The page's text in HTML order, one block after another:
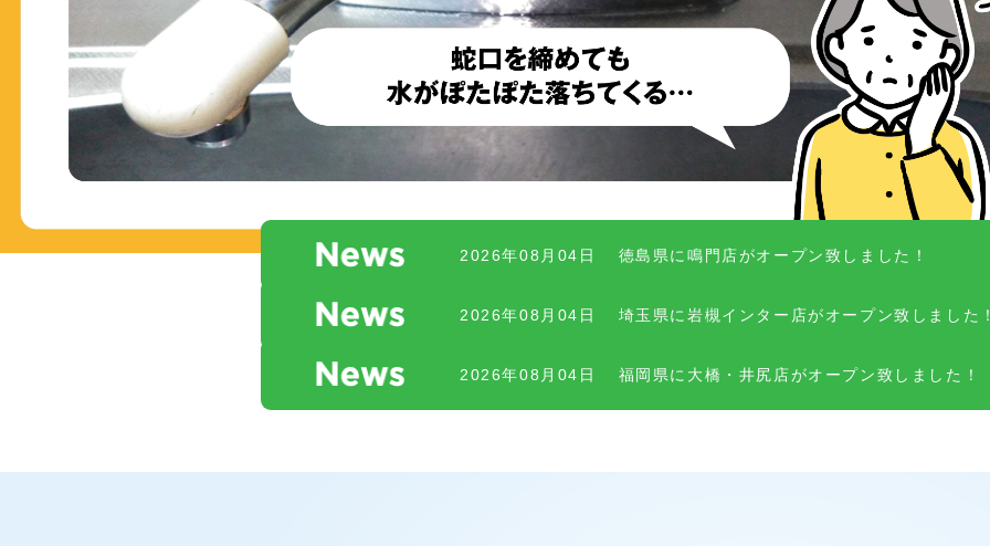
2026年08月04日 徳島県に鳴門店がオープン致しました！
2026年08月04日 埼玉県に岩槻インター店がオープン致しました
2026年08月04日 福岡県に大橋・井尻店がオープン致しました！